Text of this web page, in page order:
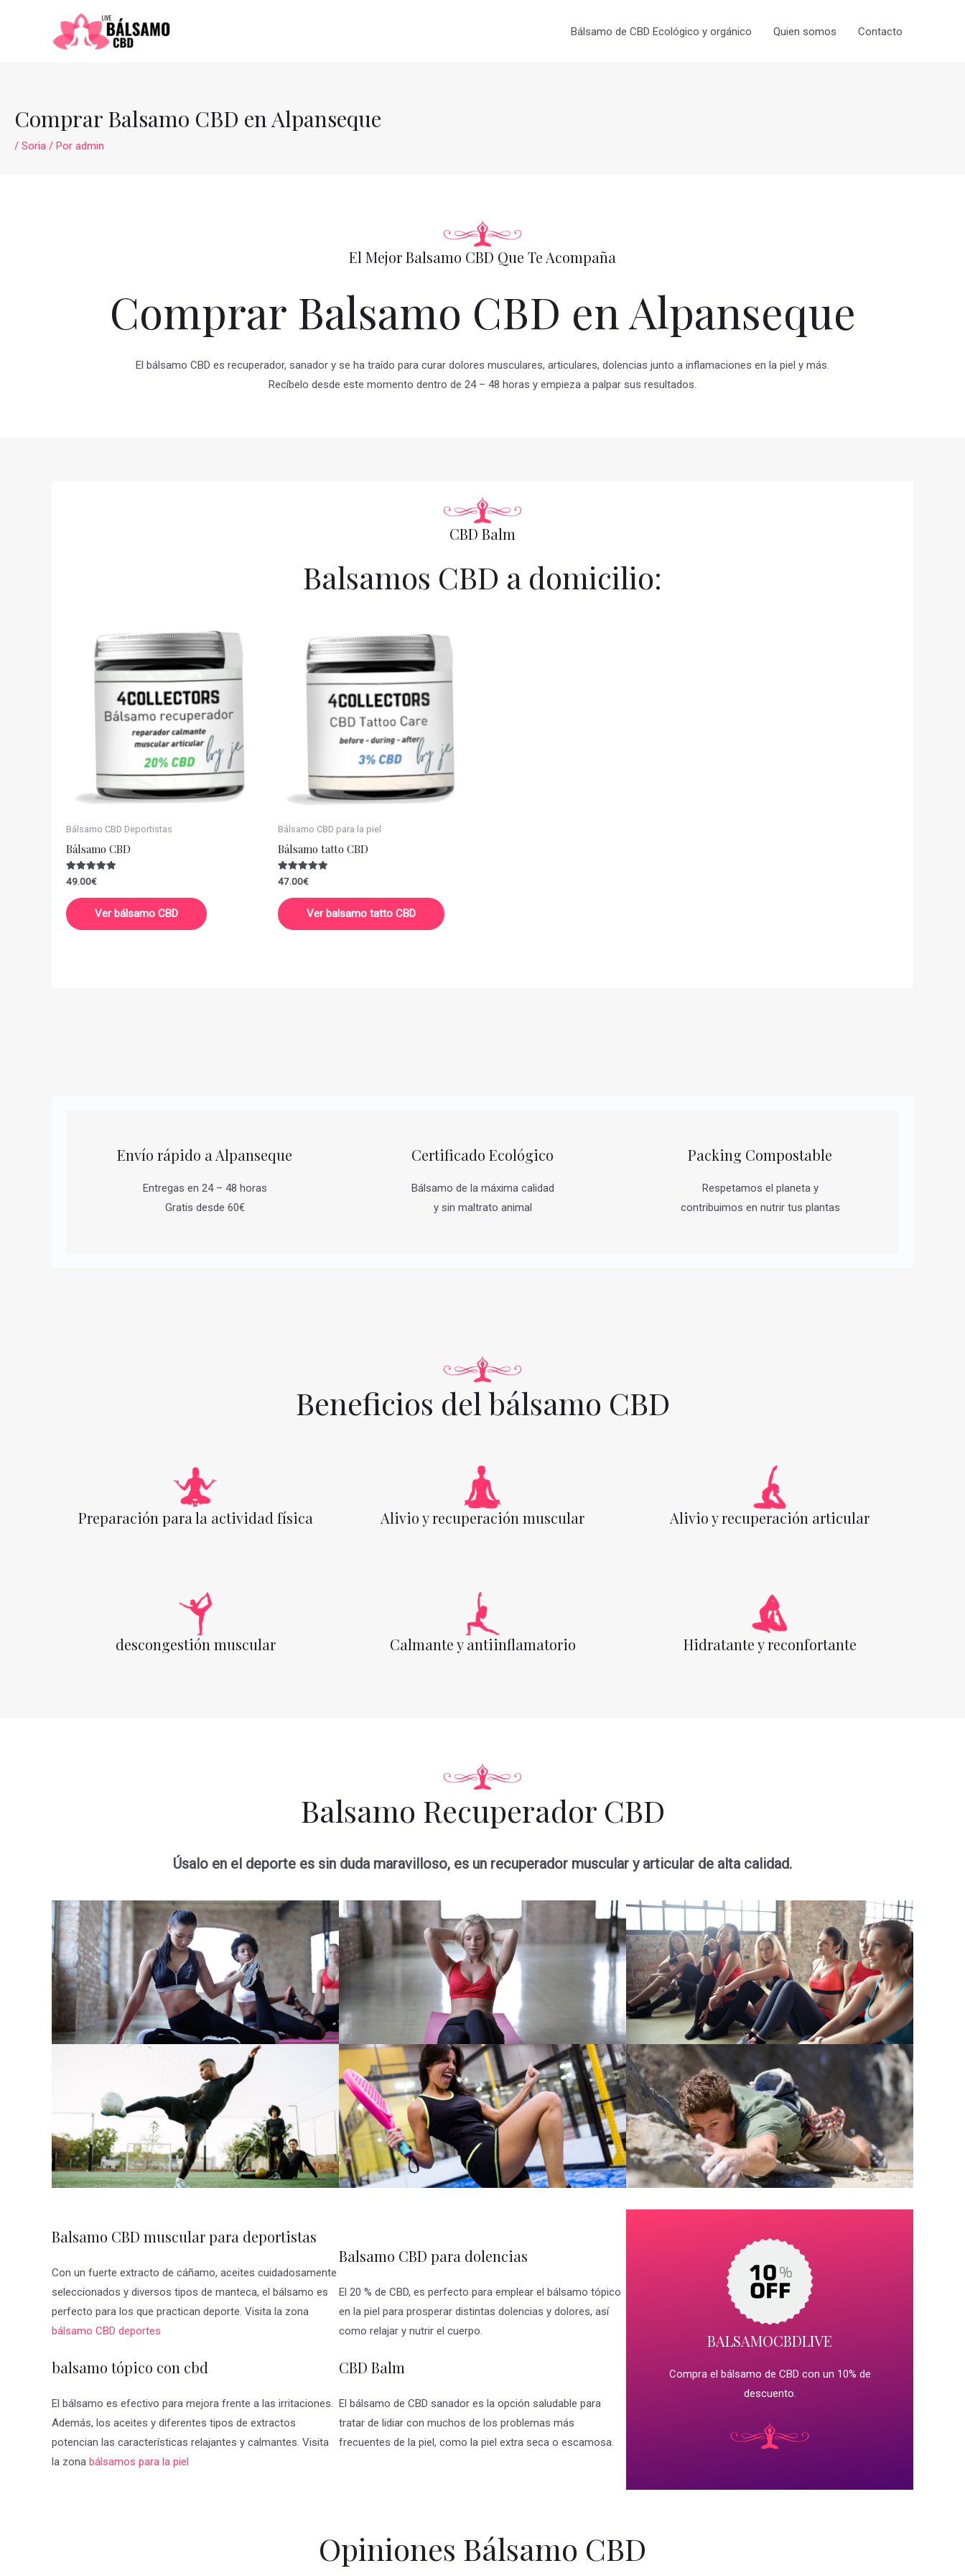
Bálsamo de CBD Ecológico y orgánico Quien somos Contacto
Comprar Balsamo CBD en Alpanseque
/ Soria / Por admin
El Mejor Balsamo CBD Que Te Acompaña
Comprar Balsamo CBD en Alpanseque
El bálsamo CBD es recuperador, sanador y se ha traído para curar dolores musculares, articulares, dolencias junto a inflamaciones en la piel y más.
Recíbelo desde este momento dentro de 24 – 48 horas y empieza a palpar sus resultados.
CBD Balm
Balsamos CBD a domicilio:
Bálsamo CBD Deportistas
Bálsamo CBD
Valorado
con
5.00
de 5
49.00€
Ver bálsamo CBD
Bálsamo CBD para la piel
Bálsamo tatto CBD
Valorado
con
5.00
de 5
47.00€
Ver balsamo tatto CBD
Envío rápido a Alpanseque
Entregas en 24 – 48 horas
Gratis desde 60€
Certificado Ecológico
Bálsamo de la máxima calidad
y sin maltrato animal
Packing Compostable
Respetamos el planeta y
contribuimos en nutrir tus plantas
Beneficios del bálsamo CBD
Preparación para la actividad física Alivio y recuperación muscular Alivio y recuperación articular
descongestión muscular Calmante y antiinflamatorio Hidratante y reconfortante
Balsamo Recuperador CBD
Úsalo en el deporte es sin duda maravilloso, es un recuperador muscular y articular de alta calidad.
Balsamo CBD muscular para deportistas
Con un fuerte extracto de cáñamo, aceites cuidadosamente
seleccionados y diversos tipos de manteca, el bálsamo es
perfecto para los que practican deporte. Visita la zona
bálsamo CBD deportes
balsamo tópico con cbd
El bálsamo es efectivo para mejora frente a las irritaciones.
Además, los aceites y diferentes tipos de extractos
potencian las características relajantes y calmantes. Visita
la zona bálsamos para la piel
Balsamo CBD para dolencias
El 20 % de CBD, es perfecto para emplear el bálsamo tópico
en la piel para prosperar distintas dolencias y dolores, así
como relajar y nutrir el cuerpo.
CBD Balm
El bálsamo de CBD sanador es la opción saludable para
tratar de lidiar con muchos de los problemas más
frecuentes de la piel, como la piel extra seca o escamosa.
BALSAMOCBDLIVE
Compra el bálsamo de CBD con un 10% de
descuento.
Opiniones Bálsamo CBD